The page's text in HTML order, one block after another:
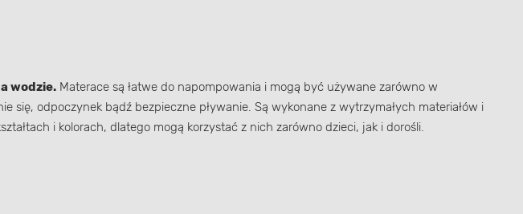
wodzie. Materace są łatwe do napompowania i mogą być używane zarówno w
odpoczynek bądź bezpieczne pływanie. Są wykonane z wytrzymałych materiałów i
i kolorach, dlatego mogą korzystać z nich zarówno dzieci, jak i dorośli.